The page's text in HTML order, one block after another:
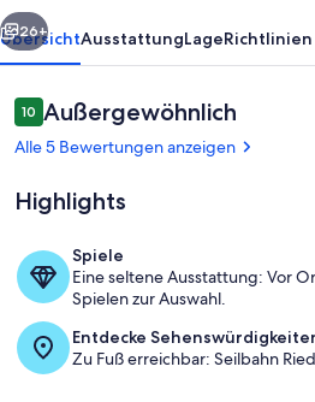
großer
sonniger
Terrasse
für
11
Personen
Weiter
26+
ÜbersichtAusstattungLageRichtlinien
Bewertungen
1010 von 10.
Außergewöhnlich
Alle 5 Bewertungen anzeigen
Highlights
Spiele
Eine seltene Ausstattung: Vor
Spielen zur Auswahl.
Entdecke
Zu Fuß erreichbar: Seilbahn